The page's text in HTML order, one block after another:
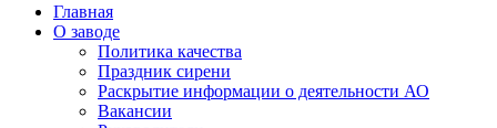
Главная
О заводе
Политика качества
Праздник сирени
Раскрытие информации о деятельности АО
Вакансии